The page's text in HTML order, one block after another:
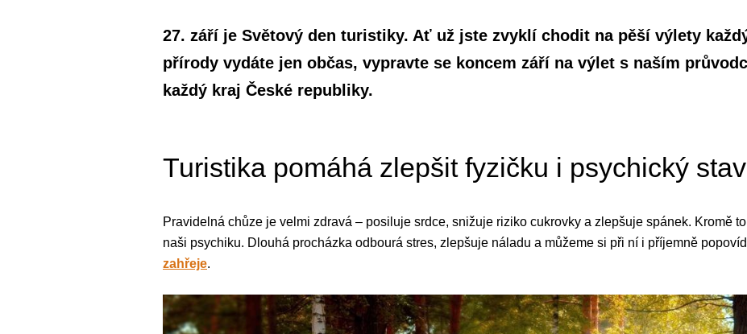
27. září je Světový den turistiky. Ať už jste zvyklí chodit na pěší výlety
přírody vydáte jen občas, vypravte se koncem září na výlet s naším
každý kraj České republiky.
Turistika pomáhá zlepšit fyzičku i psychický stav
Pravidelná chůze je velmi zdravá – posiluje srdce, snižuje riziko cukrovky a zlepšuje spánek. Kromě
naši psychiku. Dlouhá procházka odbourá stres, zlepšuje náladu a můžeme si při ní i příjemně
zahřeje.